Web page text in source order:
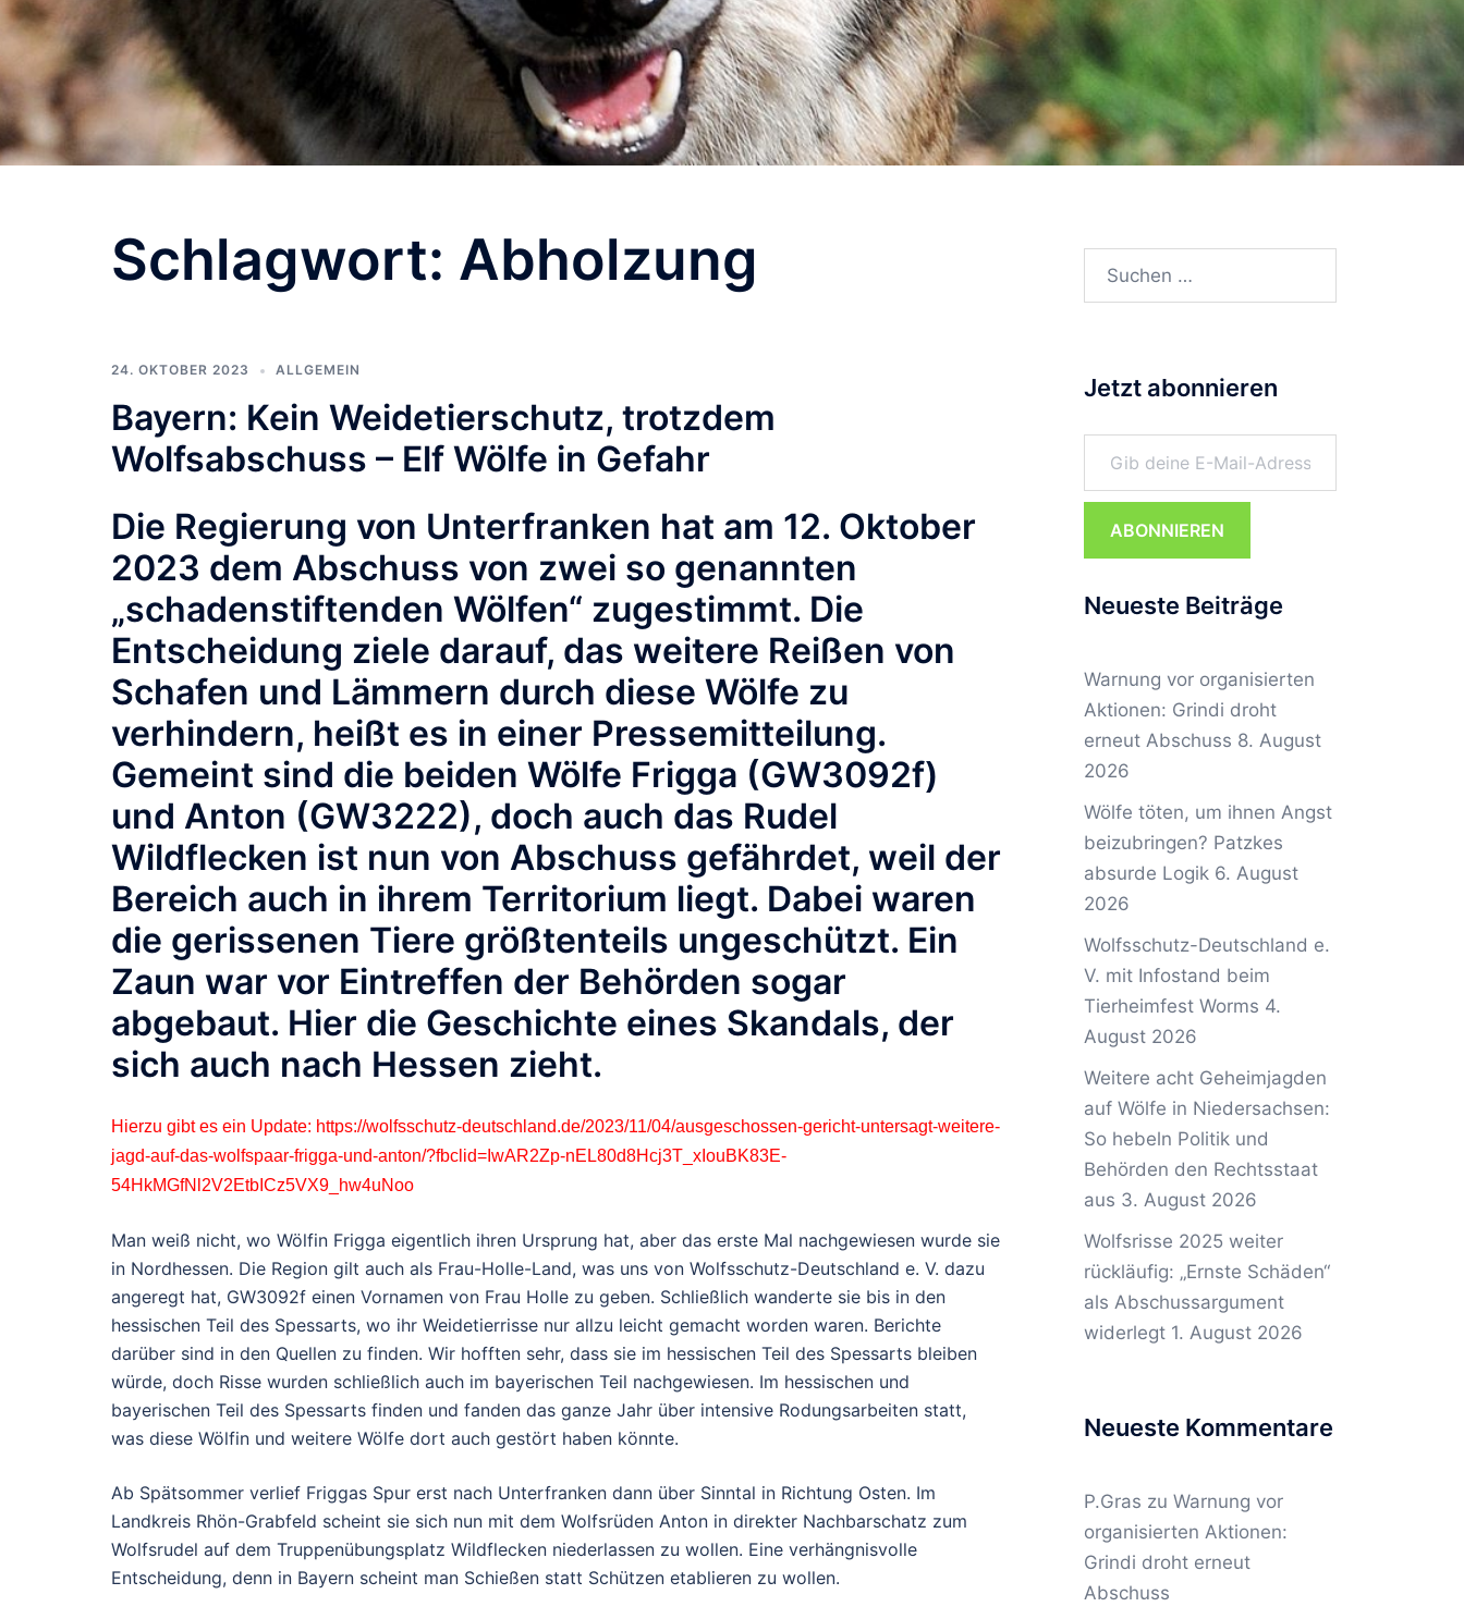
Schlagwort: Abholzung
24. OKTOBER 2023 ALLGEMEIN
Bayern: Kein Weidetierschutz, trotzdem
Wolfsabschuss – Elf Wölfe in Gefahr
Die Regierung von Unterfranken hat am 12. Oktober
2023 dem Abschuss von zwei so genannten
„schadenstiftenden Wölfen“ zugestimmt. Die
Entscheidung ziele darauf, das weitere Reißen von
Schafen und Lämmern durch diese Wölfe zu
verhindern, heißt es in einer Pressemitteilung.
Gemeint sind die beiden Wölfe Frigga (GW3092f)
und Anton (GW3222), doch auch das Rudel
Wildflecken ist nun von Abschuss gefährdet, weil der
Bereich auch in ihrem Territorium liegt. Dabei waren
die gerissenen Tiere größtenteils ungeschützt. Ein
Zaun war vor Eintreffen der Behörden sogar
abgebaut. Hier die Geschichte eines Skandals, der
sich auch nach Hessen zieht.
Hierzu gibt es ein Update: https://wolfsschutz-deutschland.de/2023/11/04/ausgeschossen-gericht-untersagt-weitere-
jagd-auf-das-wolfspaar-frigga-und-anton/?fbclid=IwAR2Zp-nEL80d8Hcj3T_xIouBK83E-
54HkMGfNl2V2EtbICz5VX9_hw4uNoo
Man weiß nicht, wo Wölfin Frigga eigentlich ihren Ursprung hat, aber das erste Mal nachgewiesen wurde sie
in Nordhessen. Die Region gilt auch als Frau-Holle-Land, was uns von Wolfsschutz-Deutschland e. V. dazu
angeregt hat, GW3092f einen Vornamen von Frau Holle zu geben. Schließlich wanderte sie bis in den
hessischen Teil des Spessarts, wo ihr Weidetierrisse nur allzu leicht gemacht worden waren. Berichte
darüber sind in den Quellen zu finden. Wir hofften sehr, dass sie im hessischen Teil des Spessarts bleiben
würde, doch Risse wurden schließlich auch im bayerischen Teil nachgewiesen. Im hessischen und
bayerischen Teil des Spessarts finden und fanden das ganze Jahr über intensive Rodungsarbeiten statt,
was diese Wölfin und weitere Wölfe dort auch gestört haben könnte.
Ab Spätsommer verlief Friggas Spur erst nach Unterfranken dann über Sinntal in Richtung Osten. Im
Landkreis Rhön-Grabfeld scheint sie sich nun mit dem Wolfsrüden Anton in direkter Nachbarschatz zum
Wolfsrudel auf dem Truppenübungsplatz Wildflecken niederlassen zu wollen. Eine verhängnisvolle
Entscheidung, denn in Bayern scheint man Schießen statt Schützen etablieren zu wollen.
Suchen
Jetzt abonnieren
Gib deine E-Mail-Adresse ein ...
ABONNIEREN
Neueste Beiträge
Warnung vor organisierten
Aktionen: Grindi droht
erneut Abschuss 8. August
2026
Wölfe töten, um ihnen Angst
beizubringen? Patzkes
absurde Logik 6. August
2026
Wolfsschutz-Deutschland e.
V. mit Infostand beim
Tierheimfest Worms 4.
August 2026
Weitere acht Geheimjagden
auf Wölfe in Niedersachsen:
So hebeln Politik und
Behörden den Rechtsstaat
aus 3. August 2026
Wolfsrisse 2025 weiter
rückläufig: „Ernste Schäden“
als Abschussargument
widerlegt 1. August 2026
Neueste Kommentare
P.Gras zu Warnung vor
organisierten Aktionen:
Grindi droht erneut
Abschuss